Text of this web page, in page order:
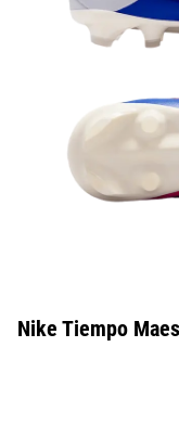
Nike Tiempo